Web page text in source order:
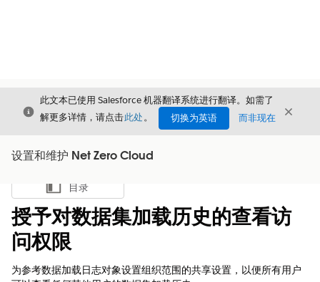
关闭
此文本已使用 Salesforce 机器翻译系统进行翻译。如需了
解更多详情，请点击此处。 切换为英语 而非现在 关闭
设置和维护 Net Zero Cloud
显示目录
目录
授予对数据集加载历史的查看访
问权限
为参考数据加载日志对象设置组织范围的共享设置，以便所有用户